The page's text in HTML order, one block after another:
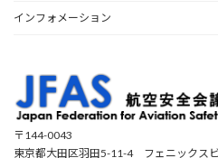
インフォメーション
〒144-0043
東京都大田区羽田5-11-4 フェニックス